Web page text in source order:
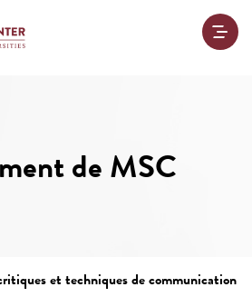
de MSC
et techniques de communication